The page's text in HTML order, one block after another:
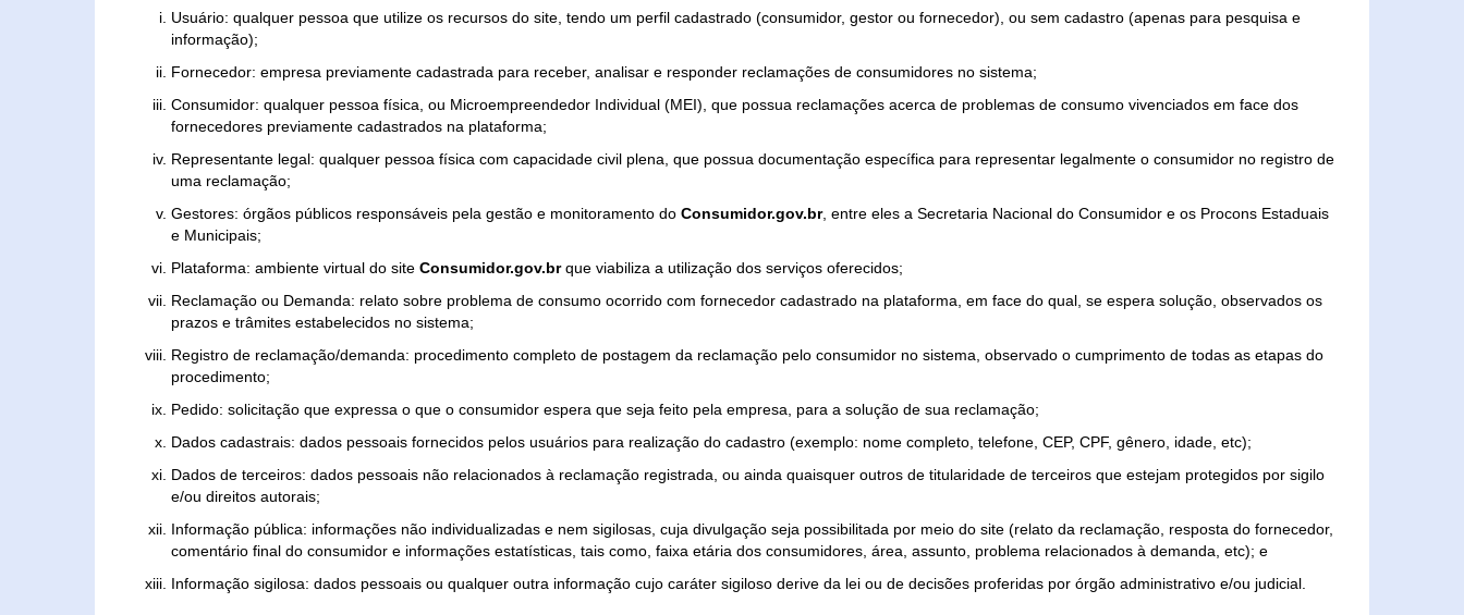
Usuário: qualquer pessoa que utilize os recursos do site, tendo um perfil cadastrado (consumidor, gestor ou fornecedor), ou sem cadastro (apenas para pesquisa e
informação);
Fornecedor: empresa previamente cadastrada para receber, analisar e responder reclamações de consumidores no sistema;
Consumidor: qualquer pessoa física, ou Microempreendedor Individual (MEI), que possua reclamações acerca de problemas de consumo vivenciados em face dos
fornecedores previamente cadastrados na plataforma;
Representante legal: qualquer pessoa física com capacidade civil plena, que possua documentação específica para representar legalmente o consumidor no registro de
uma reclamação;
Gestores: órgãos públicos responsáveis pela gestão e monitoramento do Consumidor.gov.br, entre eles a Secretaria Nacional do Consumidor e os Procons Estaduais
e Municipais;
Plataforma: ambiente virtual do site Consumidor.gov.brque viabiliza a utilização dos serviços oferecidos;
Reclamação ou Demanda: relato sobre problema de consumo ocorrido com fornecedor cadastrado na plataforma, em face do qual, se espera solução, observados os
prazos e trâmites estabelecidos no sistema;
Registro de reclamação/demanda: procedimento completo de postagem da reclamação pelo consumidor no sistema, observado o cumprimento de todas as etapas do
procedimento;
Pedido: solicitação que expressa o que o consumidor espera que seja feito pela empresa, para a solução de sua reclamação;
Dados cadastrais: dados pessoais fornecidos pelos usuários para realização do cadastro (exemplo: nome completo, telefone, CEP, CPF, gênero, idade, etc);
Dados de terceiros: dados pessoais não relacionados à reclamação registrada, ou ainda quaisquer outros de titularidade de terceiros que estejam protegidos por sigilo
e/ou direitos autorais;
Informação pública: informações não individualizadas e nem sigilosas, cuja divulgação seja possibilitada por meio do site (relato da reclamação, resposta do fornecedor,
comentário final do consumidor e informações estatísticas, tais como, faixa etária dos consumidores, área, assunto, problema relacionados à demanda, etc); e
Informação sigilosa: dados pessoais ou qualquer outra informação cujo caráter sigiloso derive da lei ou de decisões proferidas por órgão administrativo e/ou judicial.